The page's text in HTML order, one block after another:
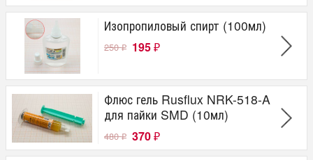
Изопропиловый спирт (100мл)
250₽ 195 ₽
Флюс гель Rusflux NRK-518-A
для пайки SMD (10мл)
480₽ 370 ₽